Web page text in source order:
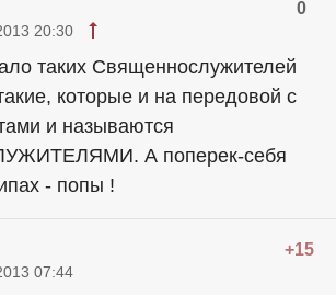
0
20:30
таких Священнослужителей
которые и на передовой с
и называются
А поперек-себя
- попы !
+15
07:44